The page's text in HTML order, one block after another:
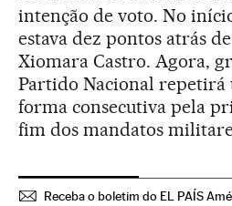
intenção de voto. No
estava dez pontos atrás
Xiomara Castro. Agora,
Partido Nacional repetirá
forma consecutiva pela
fim dos mandatos
Receba o boletim do EL PAÍS